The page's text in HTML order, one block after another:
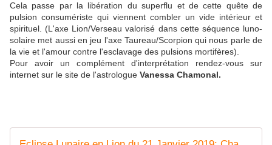
Cela passe par la libération du superflu et de cette quête de
pulsion consumériste qui viennent combler un vide intérieur et
spirituel. (L'axe Lion/Verseau valorisé dans cette séquence luno-
solaire met aussi en jeu l'axe Taureau/Scorpion qui nous parle de
la vie et l'amour contre l'esclavage des pulsions mortifères).
Pour avoir un complément d'interprétation rendez-vous sur
internet sur le site de l'astrologue Vanessa Chamonal.